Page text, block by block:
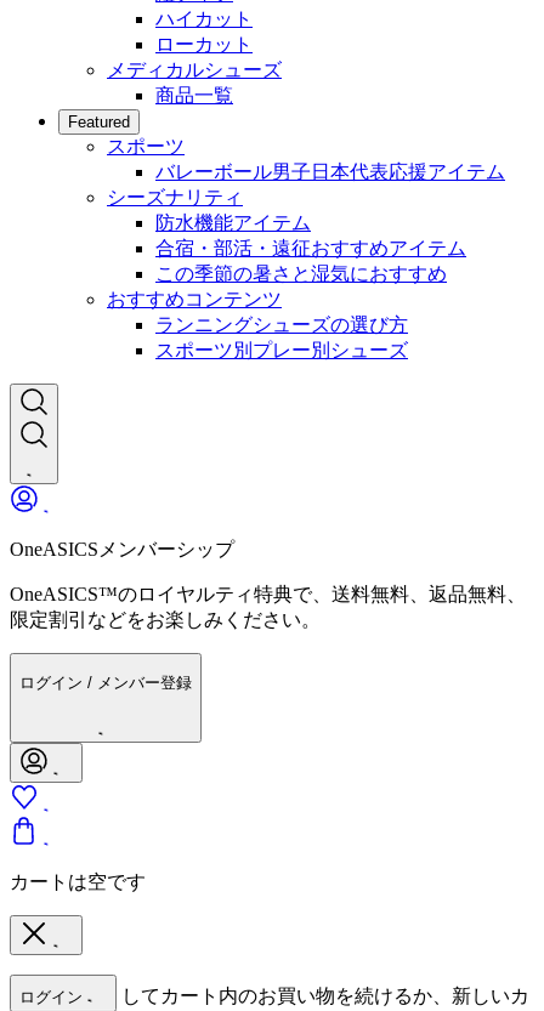
ハイカット
ローカット
メディカルシューズ
商品一覧
Featured
スポーツ
バレーボール男子日本代表応援アイテム
シーズナリティ
防水機能アイテム
合宿・部活・遠征おすすめアイテム
この季節の暑さと湿気におすすめ
おすすめコンテンツ
ランニングシューズの選び方
スポーツ別プレー別シューズ
OneASICSメンバーシップ
OneASICS™のロイヤルティ特典で、送料無料、返品無料、
限定割引などをお楽しみください。
ログイン / メンバー登録
カートは空です
ログイン
してカート内のお買い物を続けるか、新しいカ